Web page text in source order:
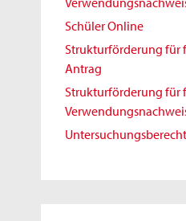
Schüler Online
Strukturförderung für
Antrag
Strukturförderung für